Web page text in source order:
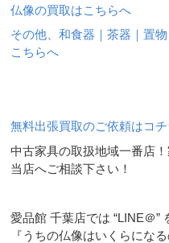
仏像の買取はこちらへ
その他、和食器｜茶器｜置
こちらへ
無料出張買取のご依頼はコ
中古家具の取扱地域一番店
当店へご相談下さい！
愛品館 千葉店では “LINE＠”
『うちの仏像はいくらにな